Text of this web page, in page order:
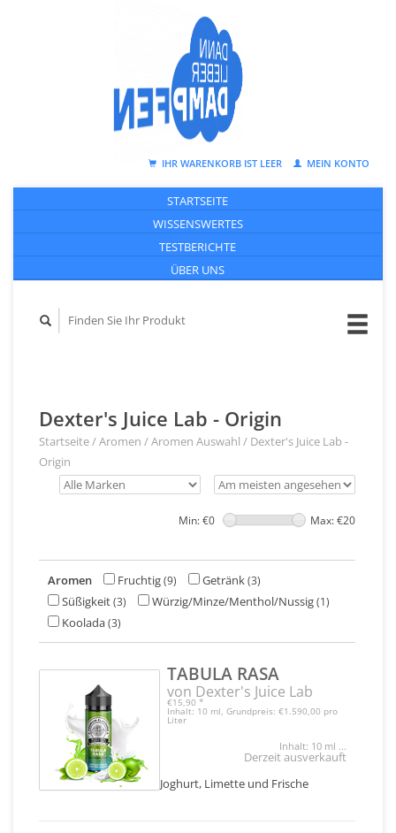
IHR WARENKORB IST LEER MEIN KONTO
STARTSEITE
WISSENSWERTES
TESTBERICHTE
ÜBER UNS
Dexter's Juice Lab - Origin
Startseite/Aromen /Aromen Auswahl / Dexter's Juice Lab -
Origin
Min: €0 Max: €20
Aromen Fruchtig(9) Getränk(3)
Süßigkeit(3) Würzig/Minze/Menthol/Nussig(1)
Koolada(3)
TABULA RASA
von Dexter's Juice Lab
€15,90 *
Inhalt: 10 ml, Grundpreis: €1.590,00 pro
Liter
Inhalt: 10 ml ...
Derzeit ausverkauft
Joghurt, Limette und Frische